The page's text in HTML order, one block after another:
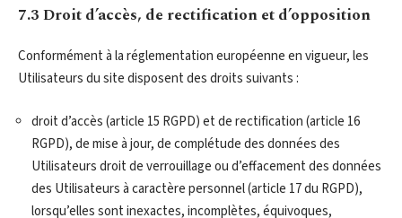
7.3 Droit d’accès, de rectification et d’opposition
Conformément à la réglementation européenne en vigueur, les
Utilisateurs du site disposent des droits suivants :
droit d’accès (article 15 RGPD) et de rectification (article 16
RGPD), de mise à jour, de complétude des données des
Utilisateurs droit de verrouillage ou d’effacement des données
des Utilisateurs à caractère personnel (article 17 du RGPD),
lorsqu’elles sont inexactes, incomplètes, équivoques,